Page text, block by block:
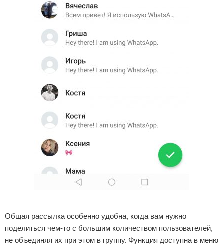
Общая рассылка особенно удобна, когда вам нужно
поделиться чем-то с большим количеством пользователей,
не объединяя их при этом в группу. Функция доступна в меню